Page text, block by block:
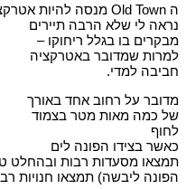
ה Old Town מנסה להיות אטרקציה תיירותית אך בינתיים
נראה לי שלא הרבה תיירים
מבקרים בו בגלל ריחוקו –
למרות שמדובר באטרקציה
חביבה למדי.
מדובר על רחוב אחד באורך
של כמה מאות מטר בצמוד
לחוף
כאשר בצידו הפונה לים
תמצאו מסעדות רבות ובהחלט
הפונה ליבשה) תמצאו חנויות